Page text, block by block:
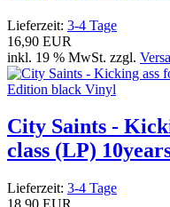
Lieferzeit: 3-4 Tage
16,90 EUR
inkl. 19 % MwSt. zzgl.
City Saints -
class (LP)
Lieferzeit: 3-4 Tage